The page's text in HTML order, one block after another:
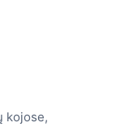
kojose,